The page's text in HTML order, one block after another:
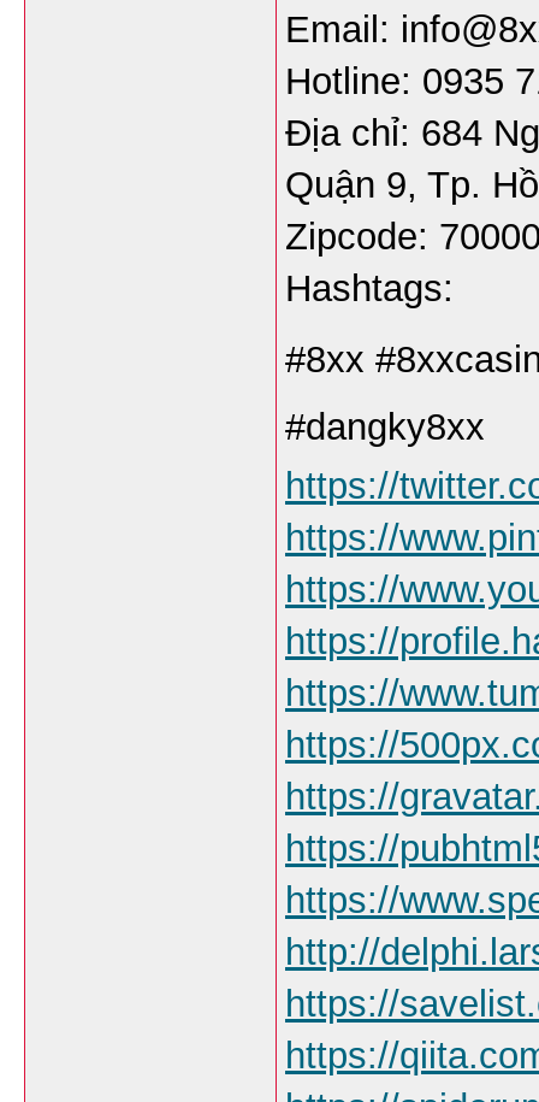
Email:
Hotline: 0935
Địa chỉ: 684
Quận 9, Tp.
Zipcode:
Hashtags:
#8xx
#dangky8xx
https://
https://
https://
https://
https://
https://
https://
https://
https://
http://
https://
https://